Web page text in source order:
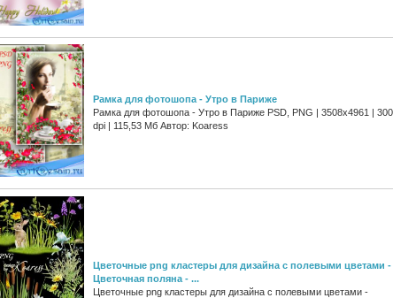
Рамка для фотошопа - Утро в Париже
Рамка для фотошопа - Утро в Париже PSD, PNG | 3508x4961 | 300
dpi | 115,53 Мб Автор: Koaress
Цветочные png кластеры для дизайна с полевыми цветами -
Цветочная поляна - ...
Цветочные png кластеры для дизайна с полевыми цветами -